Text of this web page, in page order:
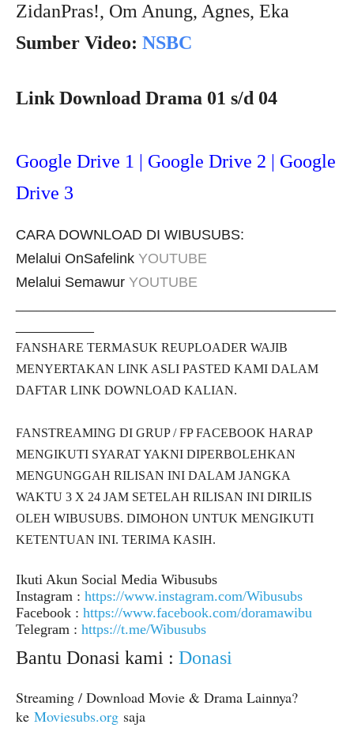
ZidanPras!, Om Anung, Agnes, Eka
Sumber Video: NSBC
Link Download Drama 01 s/d 04
Google Drive 1 | Google Drive 2 | Google
Drive 3
CARA DOWNLOAD DI WIBUSUBS:
Melalui OnSafelink YOUTUBE
Melalui Semawur YOUTUBE
FANSHARE TERMASUK REUPLOADER WAJIB
MENYERTAKAN LINK ASLI PASTED KAMI DALAM
DAFTAR LINK DOWNLOAD KALIAN.
FANSTREAMING DI GRUP / FP FACEBOOK HARAP
MENGIKUTI SYARAT YAKNI DIPERBOLEHKAN
MENGUNGGAH RILISAN INI DALAM JANGKA
WAKTU 3 X 24 JAM SETELAH RILISAN INI DIRILIS
OLEH WIBUSUBS. DIMOHON UNTUK MENGIKUTI
KETENTUAN INI. TERIMA KASIH.
Ikuti Akun Social Media Wibusubs
Instagram : https://www.instagram.com/Wibusubs
Facebook : https://www.facebook.com/doramawibu
Telegram : https://t.me/Wibusubs
Bantu Donasi kami : Donasi
Streaming / Download Movie & Drama Lainnya?
ke Moviesubs.org saja